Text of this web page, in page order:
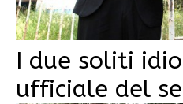
I due soliti
ufficiale del